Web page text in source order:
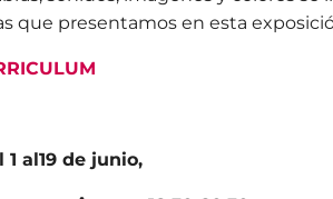
que presentamos en esta
1 al19 de junio,